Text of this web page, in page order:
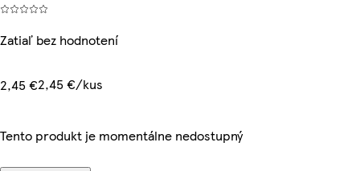
Zatiaľ bez hodnotení
2,45 €2,45 €/kus
Tento produkt je momentálne nedostupný